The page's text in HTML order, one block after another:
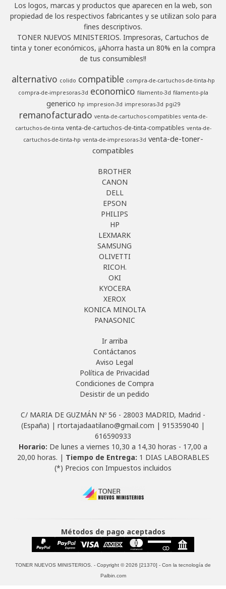
Los logos, marcas y productos que aparecen en la web, son
propiedad de los respectivos fabricantes y se utilizan solo para
fines descriptivos.
TONER NUEVOS MINISTERIOS. Impresoras, Cartuchos de
tinta y toner económicos, ¡¡Ahorra hasta un 80% en la compra
de tus consumibles!!
alternativo colido compatible compra-de-cartuchos-de-tinta-hp
compra-de-impresoras-3d economico filamento-3d filamento-pla
generico hp impresion-3d impresoras-3d pgi29
remanofacturado venta-de-cartuchos-compatibles venta-de-
cartuchos-de-tinta venta-de-cartuchos-de-tinta-compatibles venta-de-
cartuchos-de-tinta-hp venta-de-impresoras-3d venta-de-toner-
compatibles
BROTHER
CANON
DELL
EPSON
PHILIPS
HP
LEXMARK
SAMSUNG
OLIVETTI
RICOH.
OKI
KYOCERA
XEROX
KONICA MINOLTA
PANASONIC
Ir arriba
Contáctanos
Aviso Legal
Política de Privacidad
Condiciones de Compra
Desistir de un pedido
C/ MARIA DE GUZMÁN Nº 56 - 28003 MADRID, Madrid -
(España) | rtortajadaatilano@gmail.com | 915359040 |
616590933
Horario: De lunes a viernes 10,30 a 14,30 horas - 17,00 a
20,00 horas. | Tiempo de Entrega: 1 DIAS LABORABLES
(*) Precios con Impuestos incluidos
Métodos de pago aceptados
TONER NUEVOS MINISTERIOS. - Copyright © 2026 [21370] - Con la tecnología de
Palbin.com